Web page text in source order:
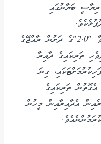
ބަޔާނުގައި
ރައީސުލްޖުމްހޫރިއްޔާ ކަނޑައަޅުއްވާފައިވާ "2.0"ގެ ދަށުން ރާއްޖޭގެ
ތަރިކައިގެ ދާއިރާ
ގިނަ
ތަރިކައިގެ
އެދާއިރާއިން މީހުން